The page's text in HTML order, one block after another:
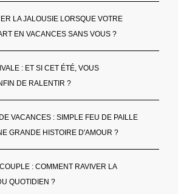
LA JALOUSIE LORSQUE VOTRE
EN VACANCES SANS VOUS ?
: ET SI CET ÉTÉ, VOUS
DE RALENTIR ?
VACANCES : SIMPLE FEU DE PAILLE
GRANDE HISTOIRE D'AMOUR ?
: COMMENT RAVIVER LA
QUOTIDIEN ?